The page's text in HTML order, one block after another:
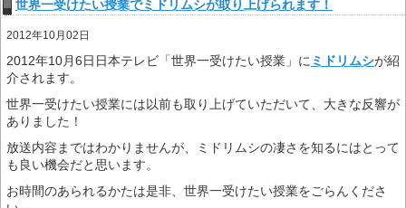
世界一受けたい授業でミドリムシが取り上げられます！
2012年10月02日
2012年10月6日日本テレビ「世界一受けたい授業」に ミドリムシが紹
介されます。
世界一受けたい授業には以前も取り上げていただいて、大きな反響が
ありました！
放送内容まではわかりませんが、ミドリムシの凄さを知るにはとって
も良い機会だと思います。
お時間のあられるかたは是非、世界一受けたい授業をごらんくださ